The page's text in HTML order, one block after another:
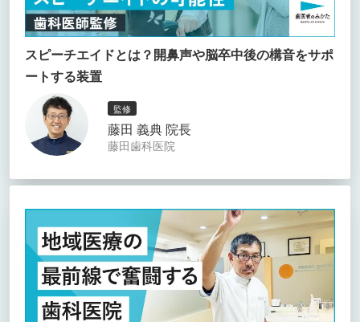
スピーチエイドとは？開鼻声や脳卒中後の構音をサポ
ートする装置
監修
藤田 義典 院長
藤田歯科医院